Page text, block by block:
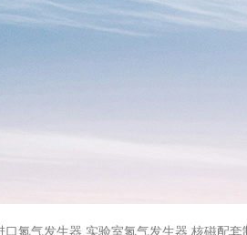
口氮气发生器,实验室氮气发生器,核磁配